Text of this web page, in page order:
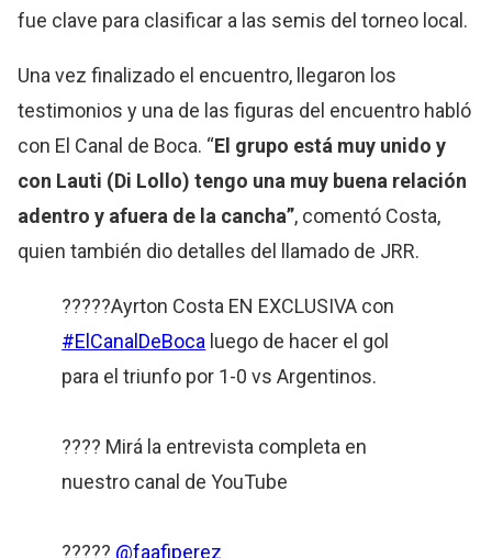
fue clave para clasificar a las semis del torneo local.
Una vez finalizado el encuentro, llegaron los
testimonios y una de las figuras del encuentro habló
con El Canal de Boca. “El grupo está muy unido y
con Lauti (Di Lollo) tengo una muy buena relación
adentro y afuera de la cancha”, comentó Costa,
quien también dio detalles del llamado de JRR.
?????Ayrton Costa EN EXCLUSIVA con
#ElCanalDeBoca luego de hacer el gol
para el triunfo por 1-0 vs Argentinos.
???? Mirá la entrevista completa en
nuestro canal de YouTube
????? @faafiperez